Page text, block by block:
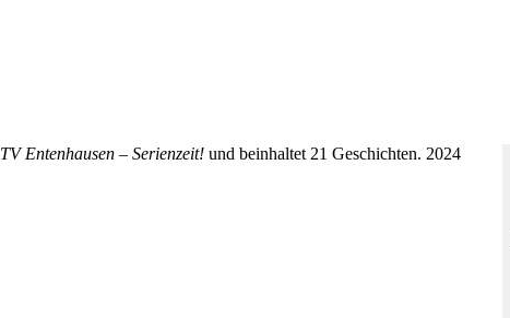
TV Entenhausen – Serienzeit! und beinhaltet 21 Geschichten. 2024